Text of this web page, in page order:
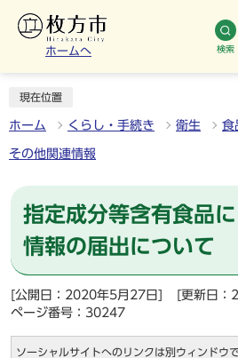
ホームへ 検索
現在位置
ホーム くらし・手続き 衛生 食
その他関連情報
指定成分等含有食品
情報の届出について
[公開日：2020年5月27日]
[更新日：
ページ番号：30247
ソーシャルサイトへのリンクは別ウィンドウ